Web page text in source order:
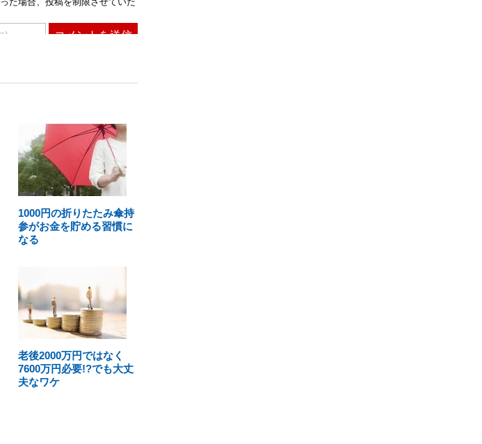
1000円の折りたたみ傘持
参がお金を貯める習慣に
なる
老後2000万円ではなく
7600万円必要!?でも大丈
夫なワケ